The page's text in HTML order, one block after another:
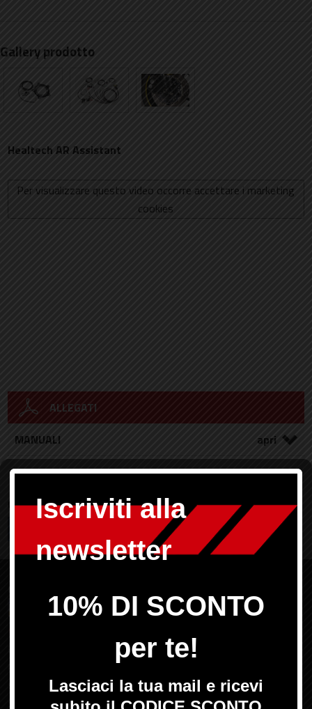
Gallery prodotto
Healtech AR Assistant
Per visualizzare questo video occorre accettare i marketing
cookies
ALLEGATI
MANUALI
Condizioni di vendita
SPEDIZIONI
Spedizione gratuita
Lasciaci una recensione